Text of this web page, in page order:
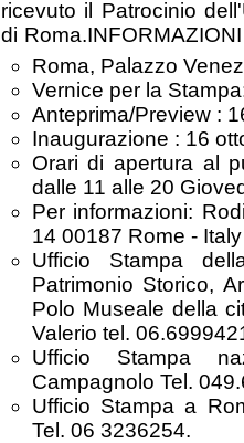
ricevuto il Patrocinio
di
Roma, Palazzo
Vernice per la
Anteprima/Preview :
Inaugurazione : 16
Orari di apertura al
dalle 11 alle 20
Per informazioni:
14 00187 Rome -
Ufficio Stampa
Patrimonio Storico,
Polo Museale della
Valerio tel.
Ufficio Stampa
Campagnolo Tel.
Ufficio Stampa a
Tel. 06 3236254.